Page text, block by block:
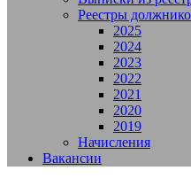
Реестры
2025
2024
2023
2022
2021
2020
2019
Начисления
Вакансии